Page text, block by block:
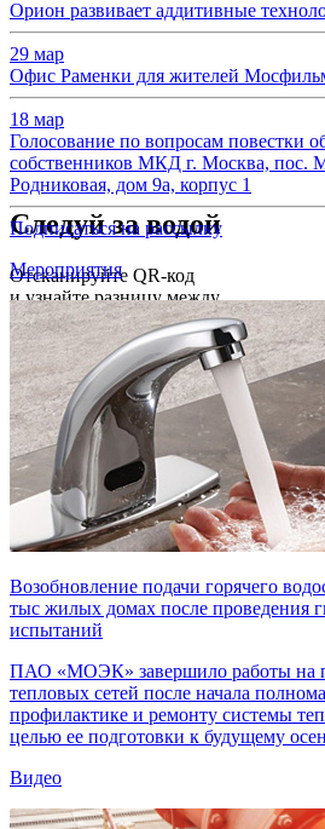
Следуй за водой
Отсканируйте QR-код
и узнайте разницу между
водой и чистой водой
Узнать больше
Орион развивает аддитивные
29 мар
Офис Раменки для жителей
18 мар
Голосование по вопросам повестки
собственников МКД г. Москва, пос.
Родниковая, дом 9а, корпус 1
Подписаться на рассылку
Мероприятия
Возобновление подачи горячего
тыс жилых домах после проведения
испытаний
ПАО «МОЭК» завершило работы на
тепловых сетей после начала
профилактике и ремонту системы
целью ее подготовки к будущему
Видео